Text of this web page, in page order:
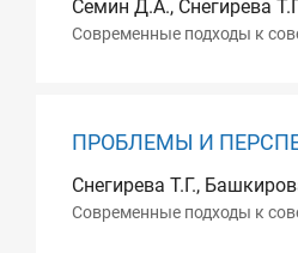
Семин Д.А., Снегирева
Современные подходы к
ПРОБЛЕМЫ И
Снегирева Т.Г.,
Современные подходы к